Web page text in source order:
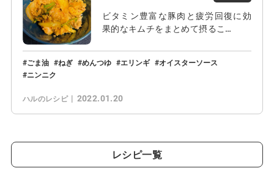
ビタミン豊富な豚肉と疲労回復に効
果的なキムチをまとめて摂るこ…
ごま油 ねぎ めんつゆ エリンギ
オイスターソース
ニンニク
ハルのレシピ 2022.01.20
レシピ一覧